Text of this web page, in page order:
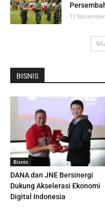
17
BISNIS
Bisnis
DANA dan JNE Bersinergi
Dukung Akselerasi Ekonomi
Digital Indonesia